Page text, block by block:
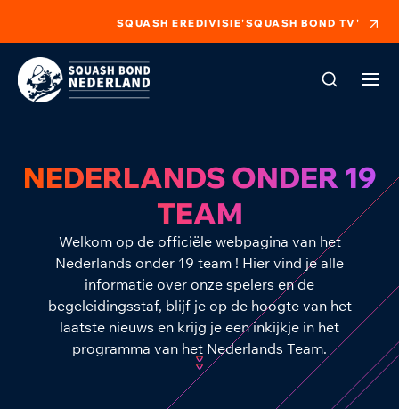
SQUASH EREDIVISIE'SQUASH BOND TV'
NEDERLANDS ONDER 19
TEAM
Welkom op de officiële webpagina van het
Nederlands onder 19 team ! Hier vind je alle
informatie over onze spelers en de
begeleidingsstaf, blijf je op de hoogte van het
laatste nieuws en krijg je een inkijkje in het
programma van het Nederlands Team.